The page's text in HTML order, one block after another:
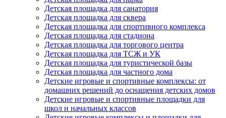
Детская площадка для санатория
Детская площадка для сквера
Детская площадка для спортивного комплекса
Детская площадка для стадиона
Детская площадка для торгового центра
Детская площадка для ТСЖ и УК
Детская площадка для туристической базы
Детская площадка для частного дома
Детские игровые и спортивные комплексы: от
домашних решений до оснащения детских домов
Детские игровые и спортивные площадки для
школ и начальных классов